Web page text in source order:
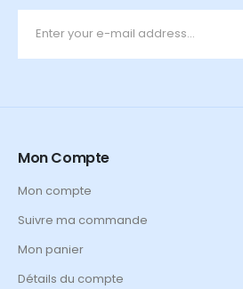
Mon Compte
Mon compte
Suivre ma commande
Mon panier
Détails du compte